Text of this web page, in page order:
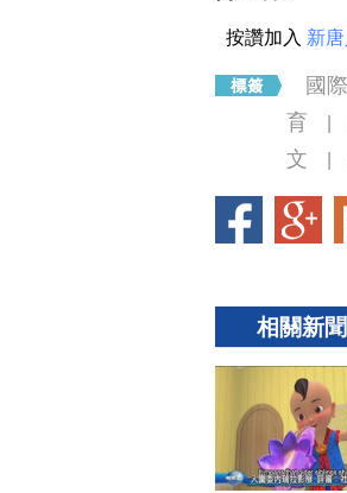
按讚加入 新
國
育
文
相關新聞